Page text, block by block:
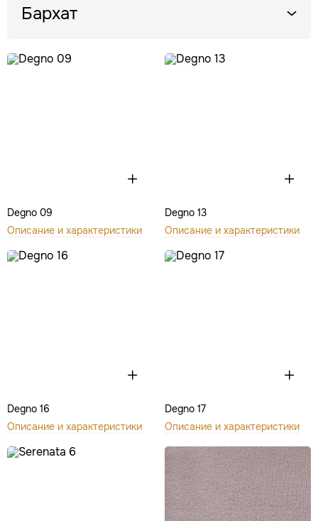
Бархат
Degno 09
Описание и характеристики
Degno 13
Описание и характеристики
Degno 16
Описание и характеристики
Degno 17
Описание и характеристики